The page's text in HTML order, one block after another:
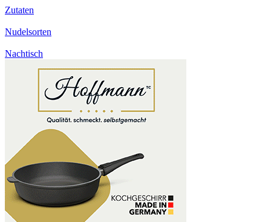
Zutaten
Nudelsorten
Nachtisch